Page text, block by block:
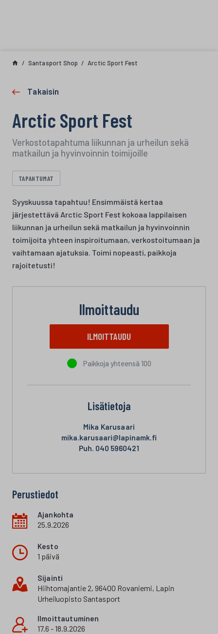
Santasport Shop Arctic Sport Fest
Takaisin
Arctic Sport Fest
Verkostotapahtuma liikunnan ja urheilun sekä
matkailun ja hyvinvoinnin toimijoille
TAPAHTUMAT
Syyskuussa tapahtuu! Ensimmäistä kertaa
järjestettävä Arctic Sport Fest kokoaa lappilaisen
liikunnan ja urheilun sekä matkailun ja hyvinvoinnin
toimijoita yhteen inspiroitumaan, verkostoitumaan ja
vaihtamaan ajatuksia. Toimi nopeasti, paikkoja
rajoitetusti!
Ilmoittaudu
ILMOITTAUDU
Paikkoja yhteensä 100
Lisätietoja
Mika Karusaari
mika.karusaari@lapinamk.fi
Puh. 040 5960421
Perustiedot
Ajankohta
25.9.2026
Kesto
1 päivä
Sijainti
Hiihtomajantie 2, 96400 Rovaniemi, Lapin
Urheiluopisto Santasport
Ilmoittautuminen
17.6 - 18.9.2026